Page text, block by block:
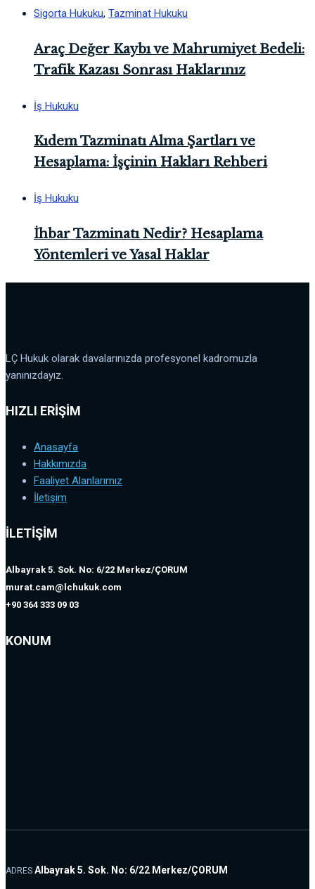
Sigorta Hukuku, Tazminat Hukuku
Araç Değer Kaybı ve Mahrumiyet Bedeli:
Trafik Kazası Sonrası Haklarınız
İş Hukuku
Kıdem Tazminatı Alma Şartları ve
Hesaplama: İşçinin Hakları Rehberi
İş Hukuku
İhbar Tazminatı Nedir? Hesaplama
Yöntemleri ve Yasal Haklar
LÇ Hukuk olarak davalarınızda profesyonel kadromuzla
yanınızdayız.
HIZLI ERİŞİM
Anasayfa
Hakkımızda
Faaliyet Alanlarımız
İletişim
İLETİŞİM
Albayrak 5. Sok. No: 6/22 Merkez/ÇORUM
murat.cam@lchukuk.com
+90 364 333 09 03
KONUM
ADRES Albayrak 5. Sok. No: 6/22 Merkez/ÇORUM